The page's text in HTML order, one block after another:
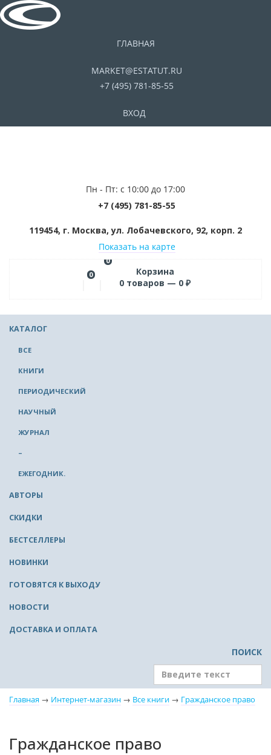
ГЛАВНАЯ
MARKET@ESTATUT.RU
+7 (495) 781-85-55
ВХОД
Пн - Пт: с 10:00 до 17:00
+7 (495) 781-85-55
119454, г. Москва, ул. Лобачевского, 92, корп. 2
Показать на карте
0
0
Корзина
0 товаров — 0 ₽
КАТАЛОГ
ВСЕ
КНИГИ
ПЕРИОДИЧЕСКИЙ
НАУЧНЫЙ
ЖУРНАЛ
–
ЕЖЕГОДНИК.
АВТОРЫ
СКИДКИ
БЕСТСЕЛЛЕРЫ
НОВИНКИ
ГОТОВЯТСЯ К ВЫХОДУ
НОВОСТИ
ДОСТАВКА И ОПЛАТА
ПОИСК
Главная → Интернет-магазин → Все книги → Гражданское право
Гражданское право